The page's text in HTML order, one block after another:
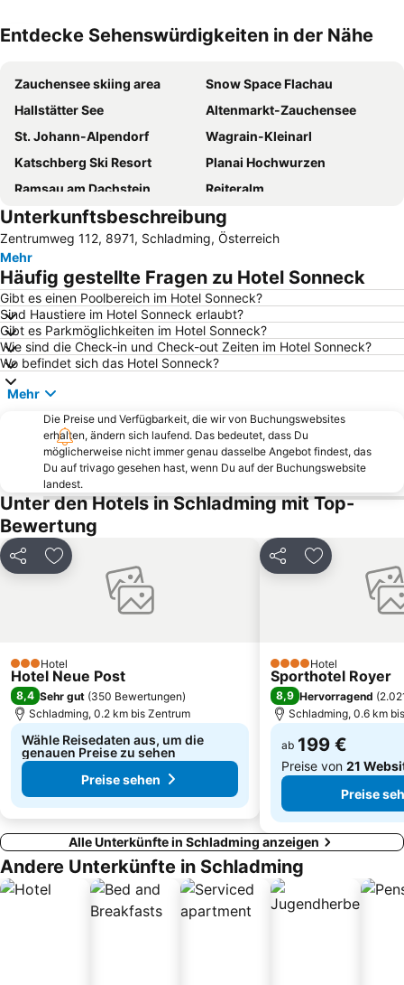
Entdecke Sehenswürdigkeiten in der Nähe
Zauchensee skiing area
Snow Space Flachau
Hallstätter See
Altenmarkt-Zauchensee
St. Johann-Alpendorf
Wagrain-Kleinarl
Katschberg Ski Resort
Planai Hochwurzen
Ramsau am Dachstein
Reiteralm
Skigebiet Sportwelt Amadé
Radstadt-Altenmarkt
Filzmoos
Dorfgastein - Großarltal
Kreischberg
Hauser Kaibling
Fanningberg
Liechtensteinklamm
Eisriesenwelt
Schafbergbahn
Lürzer Alm
Bad Ischl
Dachstein Glacier
Die Tauplitz
Hohenwerfen
Bergbahnen Werfenweng GmbH
Therme Amade
Eselpark Maltatal
Fageralm
Narzissenfest
Geisterberg
Oberforsthof Alm
Wolfgangseeschifffahrt
Malta Hochalmstraße
Ödensee
Salzkammergut Cultural Landscape
Kiteschule Obertauern
Grosseck 8er Kabinenbahn
Skiflugschanze Kulm
Salzwelten Hallstatt
Burg Mauterndorf
Zwölferhorn
Sommerrodelbahn Abtenau
Unterkunftsbeschreibung
Zentrumweg 112, 8971, Schladming, Österreich
Mehr
Häufig gestellte Fragen zu Hotel Sonneck
Gibt es einen Poolbereich im Hotel Sonneck?
Sind Haustiere im Hotel Sonneck erlaubt?
Gibt es Parkmöglichkeiten im Hotel Sonneck?
Wie sind die Check-in und Check-out Zeiten im Hotel Sonneck?
Wo befindet sich das Hotel Sonneck?
Mehr
Die Preise und Verfügbarkeit, die wir von Buchungswebsites
erhalten, ändern sich laufend. Das bedeutet, dass Du
möglicherweise nicht immer genau dasselbe Angebot findest, das
Du auf trivago gesehen hast, wenn Du auf der Buchungswebsite
landest.
Unter den Hotels in Schladming mit Top-
Bewertung
Teilen Zu Favoriten hinzufügen
3 Sterne
Hotel
Hotel Neue Post
8,4 Sehr gut (350 Bewertungen)
Schladming, 0.2 km bis Zentrum
Wähle Reisedaten aus, um die
genauen Preise zu sehen
Preise sehen
Teilen Zu Favoriten
4 SterneHotel
Sporthotel Royer
8,9 Hervorragend (
Schladming, 0.6 km
ab 199 €
Preise von 21
Preise
Alle Unterkünfte in Schladming anzeigen
Andere Unterkünfte in Schladming